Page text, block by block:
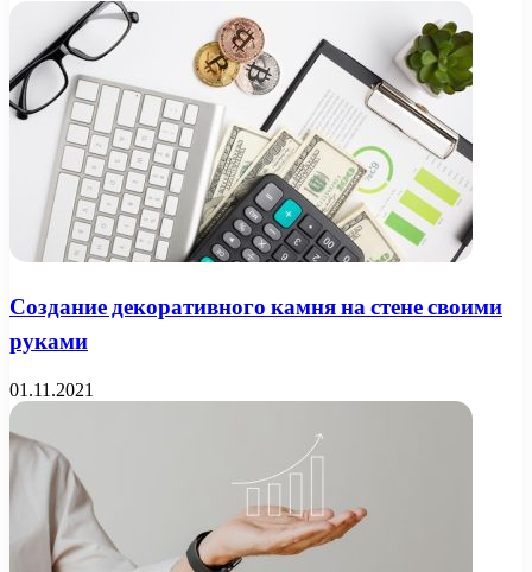
Создание декоративного камня на стене своими
руками
01.11.2021